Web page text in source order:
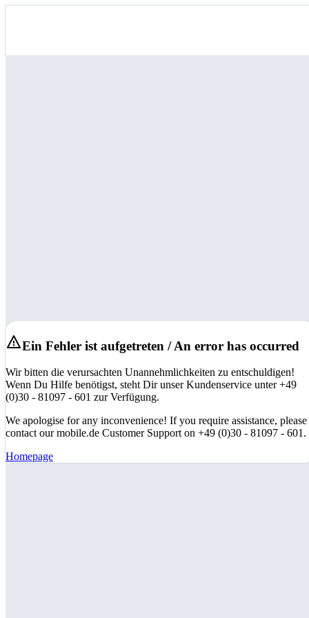
Ein Fehler ist aufgetreten / An error has occurred
Wir bitten die verursachten Unannehmlichkeiten zu entschuldigen!
Wenn Du Hilfe benötigst, steht Dir unser Kundenservice unter +49
(0)30 - 81097 - 601 zur Verfügung.
We apologise for any inconvenience! If you require assistance, please
contact our mobile.de Customer Support on +49 (0)30 - 81097 - 601.
Homepage